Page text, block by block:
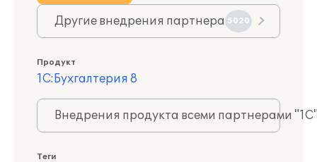
Другие внедрения партнера 5020
Продукт
1С:Бухгалтерия 8
Внедрения продукта всеми партнерами
Теги